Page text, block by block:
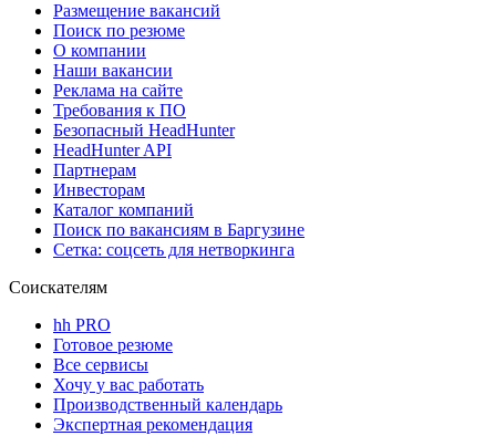
Размещение вакансий
Поиск по резюме
О компании
Наши вакансии
Реклама на сайте
Требования к ПО
Безопасный HeadHunter
HeadHunter API
Партнерам
Инвесторам
Каталог компаний
Поиск по вакансиям в Баргузине
Сетка: соцсеть для нетворкинга
Соискателям
hh PRO
Готовое резюме
Все сервисы
Хочу у вас работать
Производственный календарь
Экспертная рекомендация